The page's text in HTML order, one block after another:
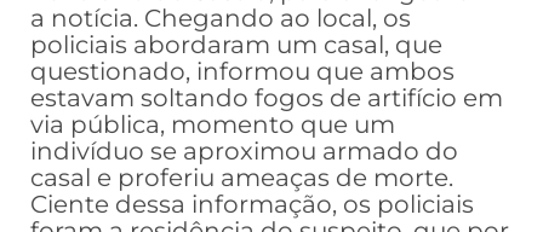
a notícia. Chegando ao local, os
policiais abordaram um casal, que
questionado, informou que ambos
estavam soltando fogos de artifício em
via pública, momento que um
indivíduo se aproximou armado do
casal e proferiu ameaças de morte.
Ciente dessa informação, os policiais